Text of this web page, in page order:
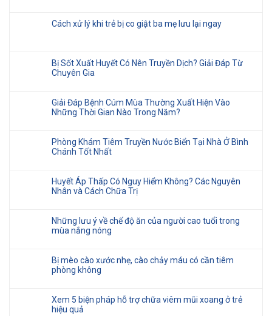
Cách xử lý khi trẻ bị co giật ba mẹ lưu lại ngay
Bị Sốt Xuất Huyết Có Nên Truyền Dịch? Giải Đáp Từ
Chuyên Gia
Giải Đáp Bệnh Cúm Mùa Thường Xuất Hiện Vào
Những Thời Gian Nào Trong Năm?
Phòng Khám Tiêm Truyền Nước Biển Tại Nhà Ở Bình
Chánh Tốt Nhất
Huyết Áp Thấp Có Nguy Hiểm Không? Các Nguyên
Nhân và Cách Chữa Trị
Những lưu ý về chế độ ăn của người cao tuổi trong
mùa nắng nóng
Bị mèo cào xước nhẹ, cào chảy máu có cần tiêm
phòng không
Xem 5 biện pháp hỗ trợ chữa viêm mũi xoang ở trẻ
hiệu quả